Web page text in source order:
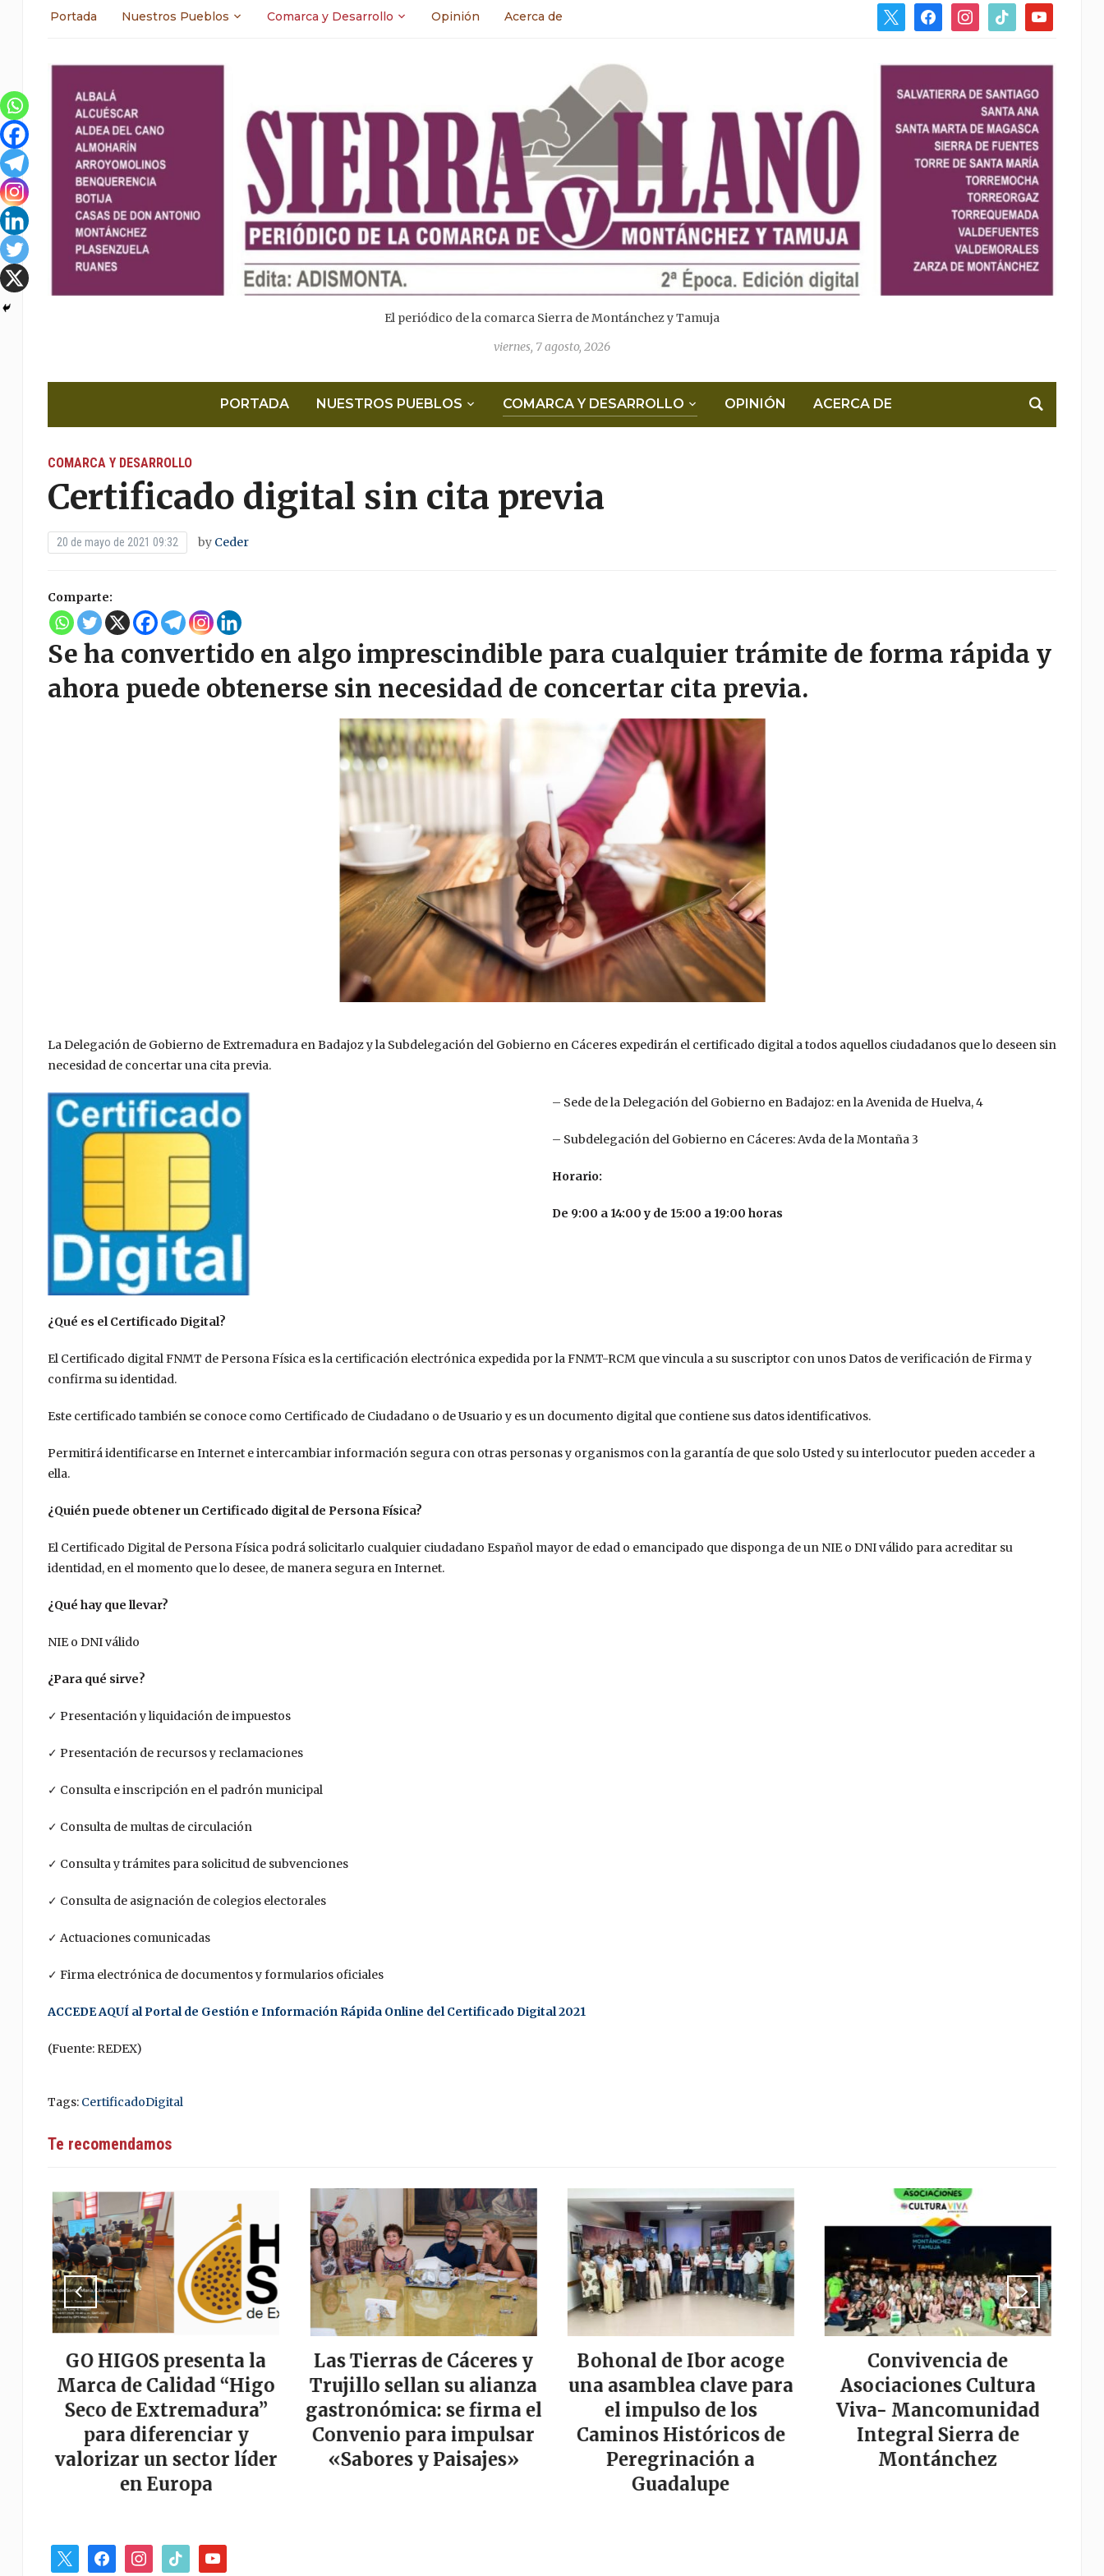
facebookinstagram
tiktok youtube
Portada Nuestros Pueblos Comarca y Desarrollo Opinión Acerca de
El periódico de la comarca Sierra de Montánchez y Tamuja
viernes, 7 agosto, 2026
PORTADA NUESTROS PUEBLOS COMARCA Y DESARROLLO OPINIÓN ACERCA DE
COMARCA Y DESARROLLO
Certificado digital sin cita previa
20 de mayo de 2021 09:32 by Ceder
Comparte:
Se ha convertido en algo imprescindible para cualquier trámite de forma rápida y
ahora puede obtenerse sin necesidad de concertar cita previa.
La Delegación de Gobierno de Extremadura en Badajoz y la Subdelegación del Gobierno en Cáceres expedirán el certificado digital a todos aquellos ciudadanos que lo deseen sin
necesidad de concertar una cita previa.
– Sede de la Delegación del Gobierno en Badajoz: en la Avenida de Huelva, 4
– Subdelegación del Gobierno en Cáceres: Avda de la Montaña 3
Horario:
De 9:00 a 14:00 y de 15:00 a 19:00 horas
¿Qué es el Certificado Digital?
El Certificado digital FNMT de Persona Física es la certificación electrónica expedida por la FNMT-RCM que vincula a su suscriptor con unos Datos de verificación de Firma y
confirma su identidad.
Este certificado también se conoce como Certificado de Ciudadano o de Usuario y es un documento digital que contiene sus datos identificativos.
Permitirá identificarse en Internet e intercambiar información segura con otras personas y organismos con la garantía de que solo Usted y su interlocutor pueden acceder a
ella.
¿Quién puede obtener un Certificado digital de Persona Física?
El Certificado Digital de Persona Física podrá solicitarlo cualquier ciudadano Español mayor de edad o emancipado que disponga de un NIE o DNI válido para acreditar su
identidad, en el momento que lo desee, de manera segura en Internet.
¿Qué hay que llevar?
NIE o DNI válido
¿Para qué sirve?
✓ Presentación y liquidación de impuestos
✓ Presentación de recursos y reclamaciones
✓ Consulta e inscripción en el padrón municipal
✓ Consulta de multas de circulación
✓ Consulta y trámites para solicitud de subvenciones
✓ Consulta de asignación de colegios electorales
✓ Actuaciones comunicadas
✓ Firma electrónica de documentos y formularios oficiales
ACCEDE AQUÍ al Portal de Gestión e Información Rápida Online del Certificado Digital 2021
(Fuente: REDEX)
Tags: CertificadoDigital
Te recomendamos
GO HIGOS presenta la
Marca de Calidad “Higo
Seco de Extremadura”
para diferenciar y
valorizar un sector líder
en Europa
Las Tierras de Cáceres y
Trujillo sellan su alianza
gastronómica: se firma el
Convenio para impulsar
«Sabores y Paisajes»
Bohonal de Ibor acoge
una asamblea clave para
el impulso de los
Caminos Históricos de
Peregrinación a
Guadalupe
Convivencia de
Asociaciones Cultura
Viva- Mancomunidad
Integral Sierra de
Montánchez
facebookinstagram
tiktok youtube